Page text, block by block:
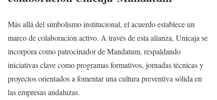
Más allá del simbolismo institucional, el acuerdo establece un
marco de colaboración activo. A través de esta alianza, Unicaja se
incorpora como patrocinador de Mandatum, respaldando
iniciativas clave como programas formativos, jornadas técnicas y
proyectos orientados a fomentar una cultura preventiva sólida en
las empresas andaluzas.